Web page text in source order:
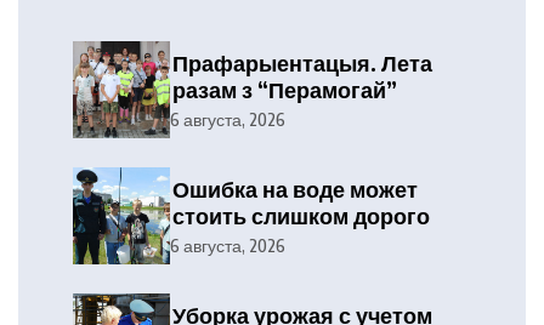
Прафарыентацыя. Лета
разам з “Перамогай”
6 августа, 2026
Ошибка на воде может
стоить слишком дорого
6 августа, 2026
Уборка урожая с учетом